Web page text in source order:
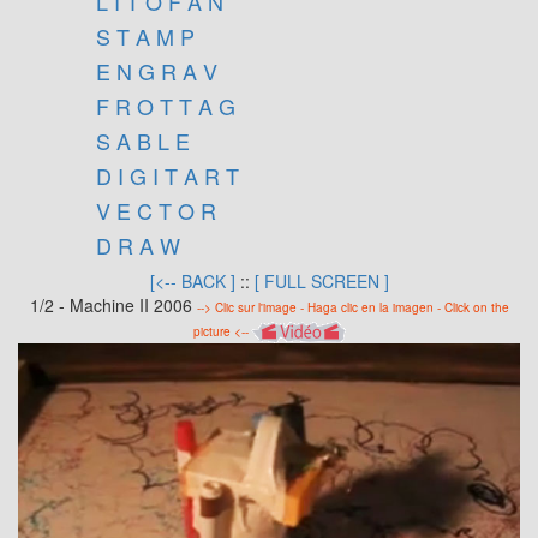
S T A M P
E N G R A V
F R O T T A G
S A B L E
D I G I T A R T
V E C T O R
D R A W
[<-- BACK ] :: [ FULL SCREEN ]
1/2 - Machine II 2006 --> Clic sur l'image - Haga clic en la imagen - Click on the
picture <--